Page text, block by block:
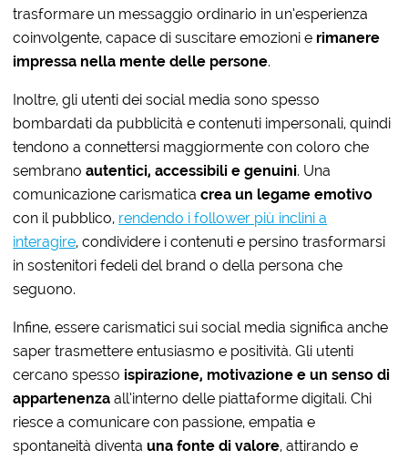
trasformare un messaggio ordinario in un’esperienza
coinvolgente, capace di suscitare emozioni e rimanere
impressa nella mente delle persone.
Inoltre, gli utenti dei social media sono spesso
bombardati da pubblicità e contenuti impersonali, quindi
tendono a connettersi maggiormente con coloro che
sembrano autentici, accessibili e genuini. Una
comunicazione carismaticacrea un legame emotivo
con il pubblico, rendendo i follower più inclini a
interagire, condividere i contenuti e persino trasformarsi
in sostenitori fedeli del brand o della persona che
seguono.
Infine, essere carismatici sui social media significa anche
saper trasmettere entusiasmo e positività. Gli utenti
cercano spesso ispirazione, motivazione e un senso di
appartenenzaall’interno delle piattaforme digitali. Chi
riesce a comunicare con passione, empatia e
spontaneità diventa una fonte di valore, attirando e